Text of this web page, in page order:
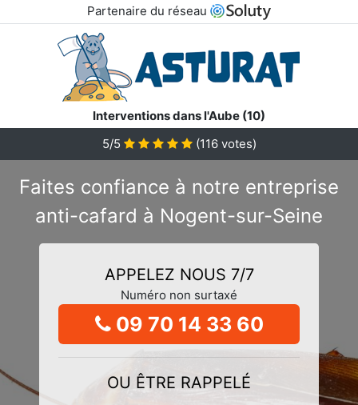
Partenaire du réseau
Interventions dans l'Aube (10)
5/5
(116votes)
Faites confiance à notre entreprise
anti-cafard à Nogent-sur-Seine
APPELEZ NOUS 7/7
Numéro non surtaxé
09 70 14 33 60
OU ÊTRE RAPPELÉ